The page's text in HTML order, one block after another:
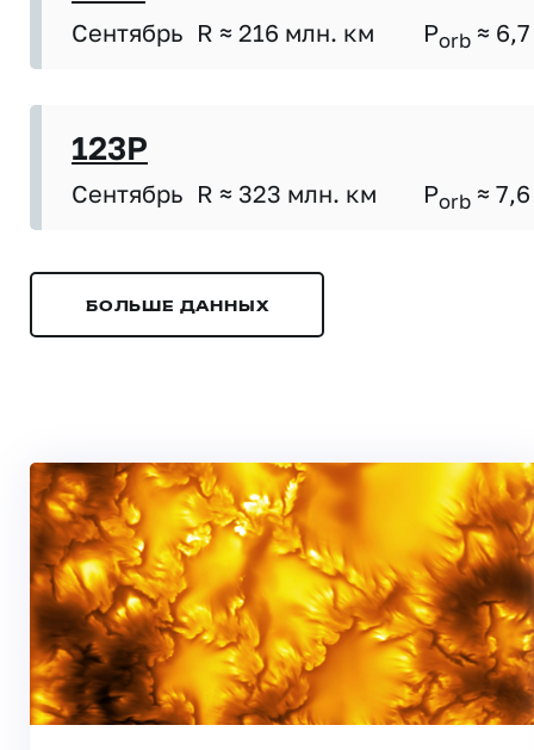
Сентябрь R ≈ 216 млн. км Porb ≈ 6,7
123P
Сентябрь R ≈ 323 млн. км Porb ≈ 7,6
БОЛЬШЕ ДАННЫХ